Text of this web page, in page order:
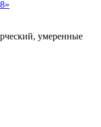
умеренные